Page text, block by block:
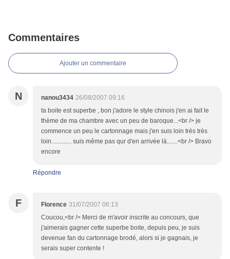
Commentaires
Ajouter un commentaire
N nanou3434 26/08/2007 09:16
ta boite est superbe , bon j'adore le style chinois j'en ai fait le
thème de ma chambre avec un peu de baroque...<br /> je
commence un peu le cartonnage mais j'en suis loin très très
loin............. suis même pas qur d'en arrivée là.......<br /> Bravo
encore
Répondre
F Florence 31/07/2007 06:13
Coucou,<br /> Merci de m'avoir inscrite au concours, que
j'aimerais gagner cette superbe boite, depuis peu, je suis
devenue fan du cartonnage brodé, alors si je gagnais, je
serais super contente !